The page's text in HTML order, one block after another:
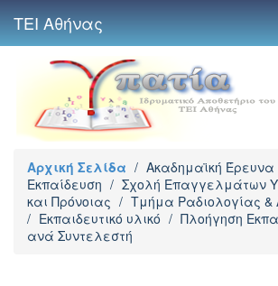
ΤΕΙ Αθήνας
Αρχική Σελίδα / Ακαδημαϊκή Έρευνα
Εκπαίδευση / Σχολή Επαγγελμάτων
και Πρόνοιας / Τμήμα Ραδιολογίας &
/ Εκπαιδευτικό υλικό / Πλοήγηση
ανά Συντελεστή